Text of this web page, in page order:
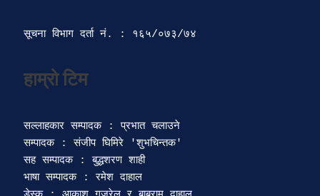
सूचना विभाग दर्ता‍ नं. : १६५/०७३/७४
हाम्रो टिम
सल्लाहकार सम्पादक : प्रभात चलाउने
सम्पादक : संजीप घिमिरे 'शुभचिन्तक'
सह सम्पादक : बुद्धशरण शाही
भाषा सम्पादक : रमेश दाहाल